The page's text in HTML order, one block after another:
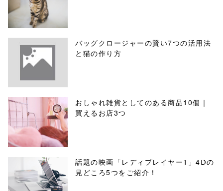
バッグクロージャーの賢い7つの活用法
と猫の作り方
おしゃれ雑貨としてのある商品10個｜
買えるお店3つ
話題の映画「レディプレイヤー1」4Ⅾの
見どころ5つをご紹介！